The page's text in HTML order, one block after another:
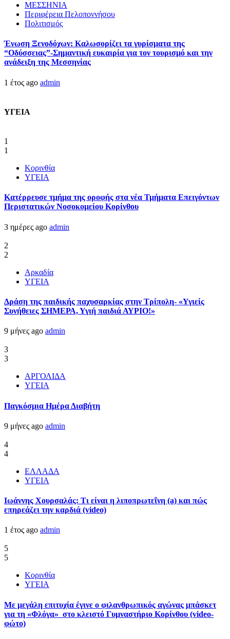
ΜΕΣΣΗΝΙΑ
Περιφέρεια Πελοποννήσου
Πολιτισμός
Ένωση Ξενοδόχων: Καλωσορίζει τα γυρίσματα της
“Οδύσσειας”-Σημαντική ευκαιρία για τον τουρισμό και την
ανάδειξη της Μεσσηνίας
1 έτος ago admin
ΥΓΕΙΑ
1
1
Κορινθία
ΥΓΕΙΑ
Kατέρρευσε τμήμα της οροφής στα νέα Τμήματα Επειγόντων
Περιστατικών Νοσοκομείου Κορίνθου
3 ημέρες ago admin
2
2
Αρκαδία
ΥΓΕΙΑ
Δράση της παιδικής παχυσαρκίας στην Τρίπολη- «Υγιείς
Συνήθειες ΣΗΜΕΡΑ, Υγιή παιδιά ΑΥΡΙΟ!»
9 μήνες ago admin
3
3
ΑΡΓΟΛΙΔΑ
ΥΓΕΙΑ
Παγκόσμια Ημέρα Διαβήτη
9 μήνες ago admin
4
4
ΕΛΛΑΔΑ
ΥΓΕΙΑ
Ιωάννης Χουρσαλάς: Τι είναι η λιποπρωτεΐνη (a) και πώς
επηρεάζει την καρδιά (video)
1 έτος ago admin
5
5
Κορινθία
ΥΓΕΙΑ
Με μεγάλη επιτυχία έγινε ο φιλανθρωπικός αγώνας μπάσκετ
για τη «Φλόγα» στο κλειστό Γυμναστήριο Κορίνθου (video-
φώτο)